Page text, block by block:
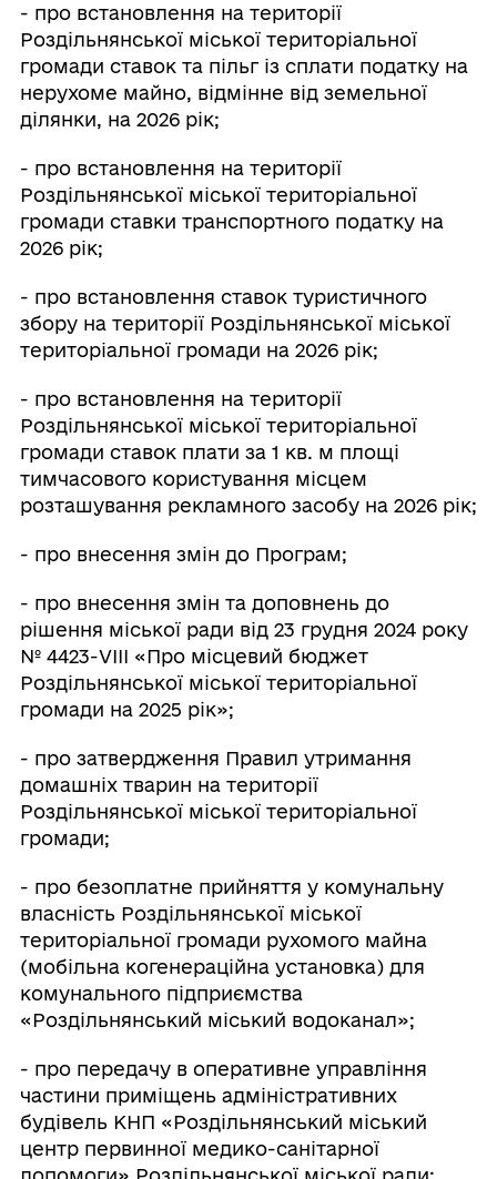
- про встановлення на території
Роздільнянської міської територіальної
громади ставок та пільг із сплати податку на
нерухоме майно, відмінне від земельної
ділянки, на 2026 рік;
- про встановлення на території
Роздільнянської міської територіальної
громади ставки транспортного податку на
2026 рік;
- про встановлення ставок туристичного
збору на території Роздільнянської міської
територіальної громади на 2026 рік;
- про встановлення на території
Роздільнянської міської територіальної
громади ставок плати за 1 кв. м площі
тимчасового користування місцем
розташування рекламного засобу на 2026 рік;
- про внесення змін до Програм;
- про внесення змін та доповнень до
рішення міської ради від 23 грудня 2024 року
№ 4423-VІІІ «Про місцевий бюджет
Роздільнянської міської територіальної
громади на 2025 рік»;
- про затвердження Правил утримання
домашніх тварин на території
Роздільнянської міської територіальної
громади;
- про безоплатне прийняття у комунальну
власність Роздільнянської міської
територіальної громади рухомого майна
(мобільна когенераційна установка) для
комунального підприємства
«Роздільнянський міський водоканал»;
- про передачу в оперативне управління
частини приміщень адміністративних
будівель КНП «Роздільнянський міський
центр первинної медико-санітарної
допомоги» Роздільнянської міської ради;